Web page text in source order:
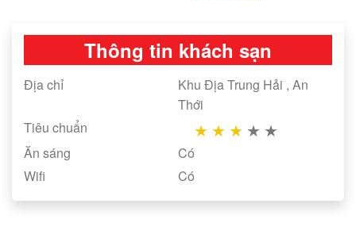
Thông tin khách sạn
Địa chỉ
Khu Địa Trung Hải , An
Thới
Tiêu chuẩn
★ ★ ★ ★ ★
Ăn sáng
Có
Wifi
Có